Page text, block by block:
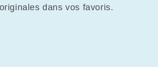
dans vos favoris.